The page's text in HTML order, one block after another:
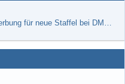
Die Modellbauer - Das Duell | Bewerbung für neue Staffel bei DMAX *Werbung*